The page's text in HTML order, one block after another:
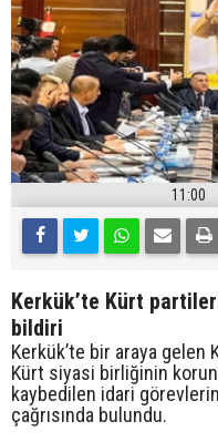
11:00
Kerkük’te Kürt
bildiri
Kerkük’te bir araya gelen
Kürt siyasi birliğinin
kaybedilen idari
çağrısında bulundu.